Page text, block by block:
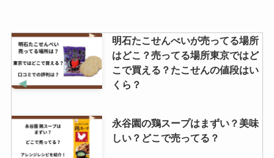
明石たこせんべいが売ってる場所
はどこ？売ってる場所東京ではど
こで買える？たこせんの値段はい
くら？
永谷園の鶏スープはまずい？美味
しい？どこで売ってる？